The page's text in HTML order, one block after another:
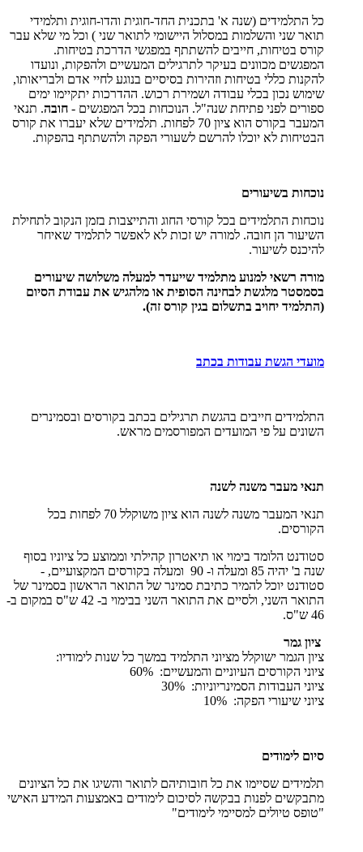
כל התלמידים (שנה א' בתכנית החד-חוגית והדו-חוגית ותלמידי
תואר שני והשלמות במסלול היישומי לתואר שני ) וכל מי שלא עבר
קורס בטיחות, חייבים להשתתף במפגשי הדרכת בטיחות.
המפגשים מכוונים בעיקר לתרגילים המעשיים ולהפקות, ונועדו
להקנות כללי בטיחות וזהירות בסיסיים בנוגע לחיי אדם ולבריאותו,
שימוש נכון בכלי עבודה ושמירת רכוש. ההדרכות יתקיימו ימים
ספורים לפני פתיחת שנה"ל. הנוכחות בכל המפגשים - חובה. תנאי
המעבר בקורס הוא ציון 70 לפחות. תלמידים שלא יעברו את קורס
הבטיחות לא יוכלו להרשם לשעורי הפקה ולהשתתף בהפקות.
נוכחות בשיעורים
נוכחות התלמידים בכל קורסי החוג והתייצבות בזמן הנקוב לתחילת
השיעור הן חובה. למורה יש זכות לא לאפשר לתלמיד שאיחר
להיכנס לשיעור.
מורה רשאי למנוע מתלמיד שייעדר למעלה משלושה שיעורים
בסמסטר מלגשת לבחינה הסופית או מלהגיש את עבודת הסיום
(התלמיד יחויב בתשלום בגין קורס זה).
מועדי הגשת עבודות בכתב
התלמידים חייבים בהגשת תרגילים בכתב בקורסים ובסמינרים
השונים על פי המועדים המפורסמים מראש.
תנאי מעבר משנה לשנה
תנאי המעבר משנה לשנה הוא ציון משוקלל 70 לפחות בכל
הקורסים.
סטודנט הלומד בימוי או תיאטרון קהילתי וממוצע כל ציוניו בסוף
שנה ב' יהיה 85 ומעלה ו- 90 ומעלה בקורסים המקצועיים, -
סטודנט יוכל להמיר כתיבת סמינר של התואר הראשון בסמינר של
התואר השני, ולסיים את התואר השני בבימוי ב- 42 ש"ס במקום ב-
46 ש"ס.
ציון גמר
ציון הגמר ישוקלל מציוני התלמיד במשך כל שנות לימודיו:
ציוני הקורסים העיוניים והמעשיים: 60%
ציוני העבודות הסמינריוניות: 30%
ציוני שיעורי הפקה: 10%
סיום לימודים
תלמידים שסיימו את כל חובותיהם לתואר והשיגו את כל הציונים
מתבקשים לפנות בבקשה לסיכום לימודים באמצעות המידע האישי
"טופס טיולים למסיימי לימודים"